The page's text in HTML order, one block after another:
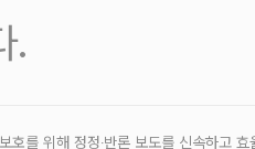
.
호를 위해 정정‧반론 보도를 신속하고